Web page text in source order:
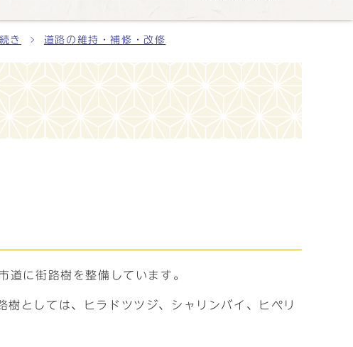
き 道路の維持・補修・改修
に街路樹を整備しています。
としては、ヒラドツツジ、シャリンバイ、ヒペリ